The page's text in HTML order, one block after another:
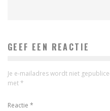
GEEF EEN REACTIE
Je e-mailadres wordt niet
met *
Reactie *